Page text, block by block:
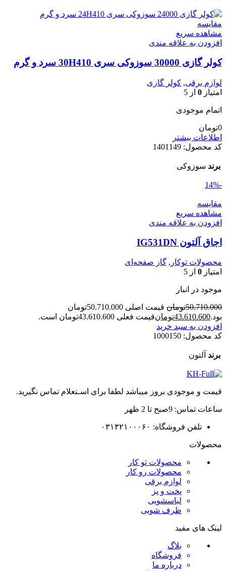
مقایسه
مشاهده سریع
افزودن به علاقه مندی
کولر گازی 30000 سوزوکی سری 30H410 سرد و گرم
لوازم برقی, کولر گازی
امتیاز 0 از 5
اتمام موجودی
0تومان
اطلاعات بیشتر
کد محصول: 1401149
برند سوزوکی
-14%
مقایسه
مشاهده سریع
افزودن به علاقه مندی
اجاق آلتون IG531DN
محصولات توکار , گاز صفحه‌ای
امتیاز 0 از 5
موجود در انبار
50.710.000تومان
قیمت اصلی 50.710.000تومان
بود.43.610.600تومانقیمت فعلی 43.610.600تومان است.
افزودن به سبد خرید
کد محصول: 1000150
برند آلتون
قیمت و موجودی بروز میباشد لطفا برای اسـتعلام تماس نگیرید.
ساعات تماس: 9صبح تا 2 ظهر
تلفن فروشگاه: ۰۳۱۳۲۱۰۰۰۶۰
محصولات
محصولات تو کار
محصولات رو کار
لوازم برقی
پخت و پز
لباسشویی
ظرف شویی
لینک های مفید
بلاگ
فروشگاه
درباره ما